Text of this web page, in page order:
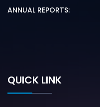
ANNUAL REPORTS:
QUICK LINK